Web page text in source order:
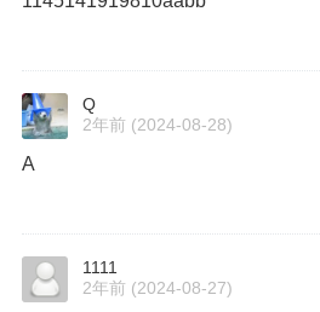
Q
2年前 (2024-08-28)
A
1111
2年前 (2024-08-27)